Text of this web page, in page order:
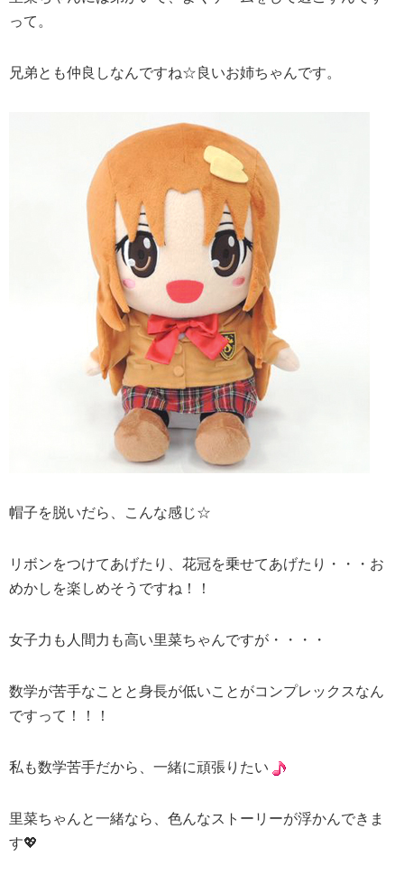
って。
兄弟とも仲良しなんですね☆良いお姉ちゃんです。
帽子を脱いだら、こんな感じ☆
リボンをつけてあげたり、花冠を乗せてあげたり・・・お
めかしを楽しめそうですね！！
女子力も人間力も高い里菜ちゃんですが・・・・
数学が苦手なことと身長が低いことがコンプレックスなん
ですって！！！
私も数学苦手だから、一緒に頑張りたい
里菜ちゃんと一緒なら、色んなストーリーが浮かんできま
す💖